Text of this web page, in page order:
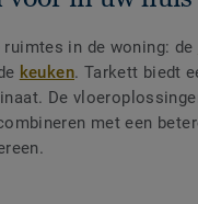
in de woning: de
keuken. Tarkett biedt
De
met een